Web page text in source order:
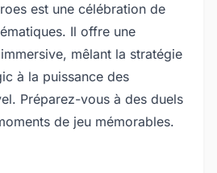
est une célébration de
Il offre une
mêlant la stratégie
à la puissance des
Préparez-vous à des duels
de jeu mémorables.